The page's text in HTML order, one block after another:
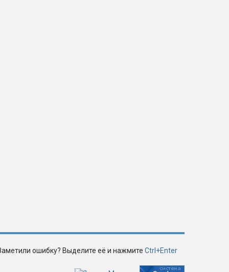
ошибку? Выделите её и нажмите Ctrl+Enter